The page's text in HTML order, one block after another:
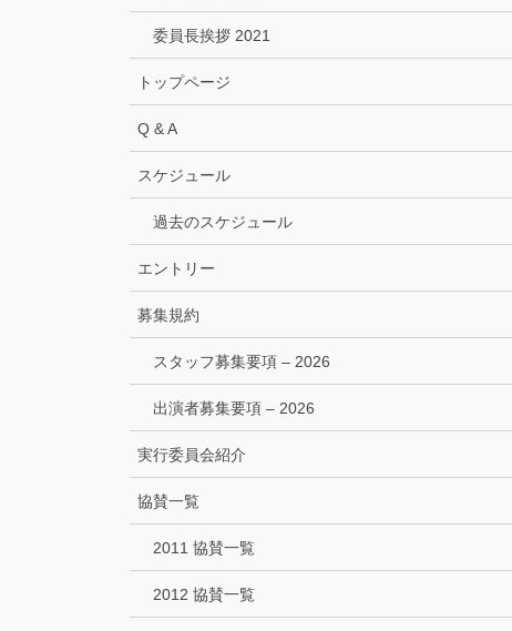
委員長挨拶 2021
トップページ
Q & A
スケジュール
過去のスケジュール
エントリー
募集規約
スタッフ募集要項 – 2026
出演者募集要項 – 2026
実行委員会紹介
協賛一覧
2011 協賛一覧
2012 協賛一覧